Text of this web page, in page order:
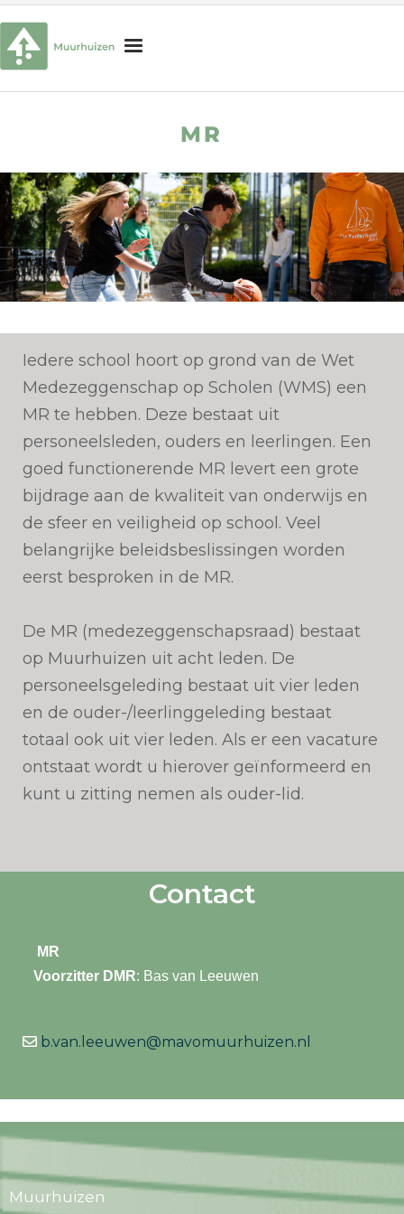
Begeleiding
Schoolorganisatie
Praktische informatie
Interesse in onze school?
naar:
MR
Iedere school hoort op grond van de Wet
Medezeggenschap op Scholen (WMS) een
MR te hebben. Deze bestaat uit
personeelsleden, ouders en leerlingen. Een
goed functionerende MR levert een grote
bijdrage aan de kwaliteit van onderwijs en
de sfeer en veiligheid op school. Veel
belangrijke beleidsbeslissingen worden
eerst besproken in de MR.
De MR (medezeggenschapsraad) bestaat
op Muurhuizen uit acht leden. De
personeelsgeleding bestaat uit vier leden
en de ouder-/leerlinggeleding bestaat
totaal ook uit vier leden. Als er een vacature
ontstaat wordt u hierover geïnformeerd en
kunt u zitting nemen als ouder-lid.
Contact
MR
Voorzitter DMR: Bas van Leeuwen
b.van.leeuwen@mavomuurhuizen.nl
Muurhuizen